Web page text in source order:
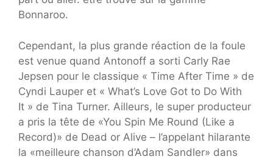
Bonnaroo.
Cependant, la plus grande réaction de la foule
est venue quand Antonoff a sorti Carly Rae
Jepsen pour le classique « Time After Time » de
Cyndi Lauper et « What’s Love Got to Do With
It » de Tina Turner. Ailleurs, le super producteur
a pris la tête de «You Spin Me Round (Like a
Record)» de Dead or Alive – l’appelant hilarante
la «meilleure chanson d’Adam Sandler» dans